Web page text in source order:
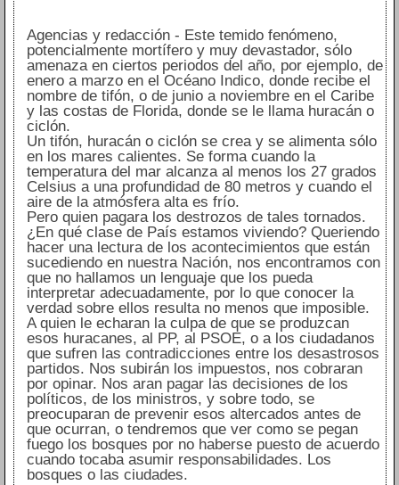
Agencias y redacción - Este temido fenómeno,
potencialmente mortífero y muy devastador, sólo
amenaza en ciertos periodos del año, por ejemplo, de
enero a marzo en el Océano Indico, donde recibe el
nombre de tifón, o de junio a noviembre en el Caribe
y las costas de Florida, donde se le llama huracán o
ciclón.
Un tifón, huracán o ciclón se crea y se alimenta sólo
en los mares calientes. Se forma cuando la
temperatura del mar alcanza al menos los 27 grados
Celsius a una profundidad de 80 metros y cuando el
aire de la atmósfera alta es frío.
Pero quien pagara los destrozos de tales tornados.
¿En qué clase de País estamos viviendo? Queriendo
hacer una lectura de los acontecimientos que están
sucediendo en nuestra Nación, nos encontramos con
que no hallamos un lenguaje que los pueda
interpretar adecuadamente, por lo que conocer la
verdad sobre ellos resulta no menos que imposible.
A quien le echaran la culpa de que se produzcan
esos huracanes, al PP, al PSOE, o a los ciudadanos
que sufren las contradicciones entre los desastrosos
partidos. Nos subirán los impuestos, nos cobraran
por opinar. Nos aran pagar las decisiones de los
políticos, de los ministros, y sobre todo, se
preocuparan de prevenir esos altercados antes de
que ocurran, o tendremos que ver como se pegan
fuego los bosques por no haberse puesto de acuerdo
cuando tocaba asumir responsabilidades. Los
bosques o las ciudades.